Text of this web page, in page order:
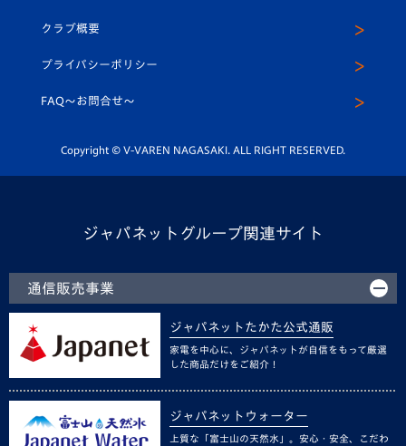
平和祈念活動
ホームタウン活動
スクール
ヴィヴィくんインスタグラム
公式LINE＠
クラブ概要
プライバシーポリシー
FAQ〜お問合せ〜
Copyright © V-VAREN NAGASAKI. ALL RIGHT RESERVED.
ジャパネットグループ関連サイト
通信販売事業
ジャパネットたかた公式通販
家電を中心に、ジャパネットが自信をもって厳選
した商品だけをご紹介！
ジャパネットウォーター
上質な「富士山の天然水」。安心・安全、こだわ